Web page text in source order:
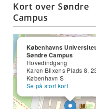
Kort over Søndre
Campus
Københavns
Søndre Campus
Hovedindgang
Karen Blixens Plads 8,
København S
Se på stort kort